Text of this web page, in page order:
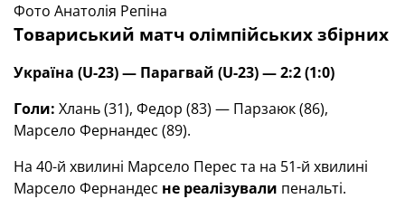
Фото Анатолія Репіна
Товариський матч олімпійських збірних
Україна (U-23) — Парагвай (U-23) — 2:2 (1:0)
Голи: Хлань (31), Федор (83) — Парзаюк (86),
Марсело Фернандес (89).
На 40-й хвилині Марсело Перес та на 51-й хвилині
Марсело Фернандес не реалізували пенальті.